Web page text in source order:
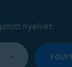
nyelvet: